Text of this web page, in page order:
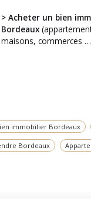
> Acheter un bien
Bordeaux
maisons, commerces
immobilier Bordeaux
Bordeaux